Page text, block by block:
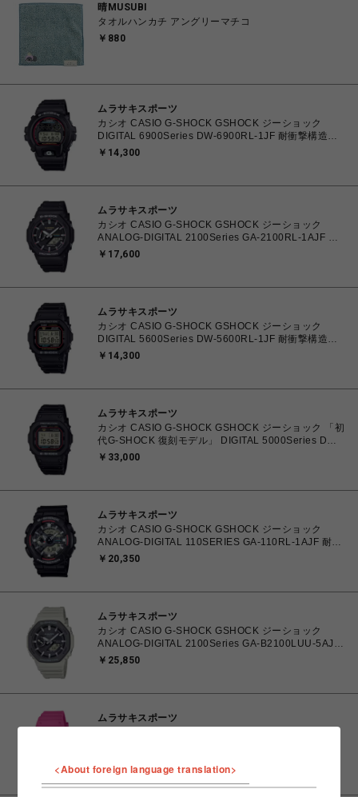
晴MUSUBI
タオルハンカチ アングリーマチコ
￥880
ムラサキスポーツ
カシオ CASIO G-SHOCK GSHOCK ジーショック
DIGITAL 6900Series DW-6900RL-1JF 耐衝撃構造
（ショックレジスト） 20気圧防水 初代G-SHOCKカラ
￥14,300
ムラサキスポーツ
カシオ CASIO G-SHOCK GSHOCK ジーショック
ANALOG-DIGITAL 2100Series GA-2100RL-1AJF 耐
衝撃構造（ショックレジスト） 20気圧防水 オクタゴン
島を除く】
￥17,600
ムラサキスポーツ
カシオ CASIO G-SHOCK GSHOCK ジーショック
DIGITAL 5600Series DW-5600RL-1JF 耐衝撃構造
（ショックレジスト） 20気圧防水 初代G-SHOCKカラ
￥14,300
ムラサキスポーツ
カシオ CASIO G-SHOCK GSHOCK ジーショック 「初
代G-SHOCK 復刻モデル」 DIGITAL 5000Series DW-
5000R-1AJF 国内生産 耐衝撃構造（ショックレジス
く】
￥33,000
ムラサキスポーツ
カシオ CASIO G-SHOCK GSHOCK ジーショック
ANALOG-DIGITAL 110SERIES GA-110RL-1AJF 耐衝
撃構造（ショックレジスト） 耐磁時計（JIS1種） 20
く】
￥20,350
ムラサキスポーツ
カシオ CASIO G-SHOCK GSHOCK ジーショック
ANALOG-DIGITAL 2100Series GA-B2100LUU-5AJF
カーボンコアガード構造 タフソーラー（ソーラー充電
￥25,850
ムラサキスポーツ
活動 腕時計 国内正規品 4549526382406 【送料無料
北海道/沖縄/離島を除く】
<About foreign language translation>